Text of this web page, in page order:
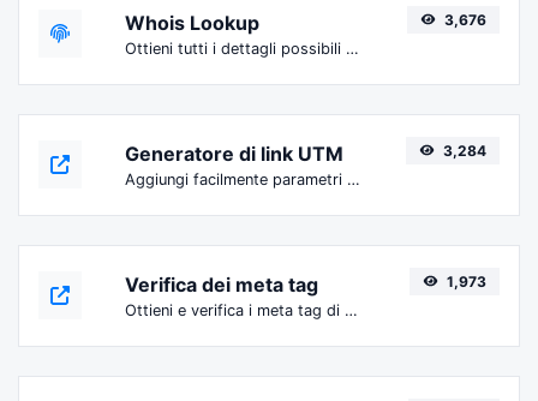
Whois Lookup
Ottieni tutti i dettagli possibili su un nome di dominio.
3,676
Generatore di link UTM
Aggiungi facilmente parametri UTM validi e genera un link tracciabile UTM.
3,284
Verifica dei meta tag
Ottieni e verifica i meta tag di qualsiasi sito web.
1,973